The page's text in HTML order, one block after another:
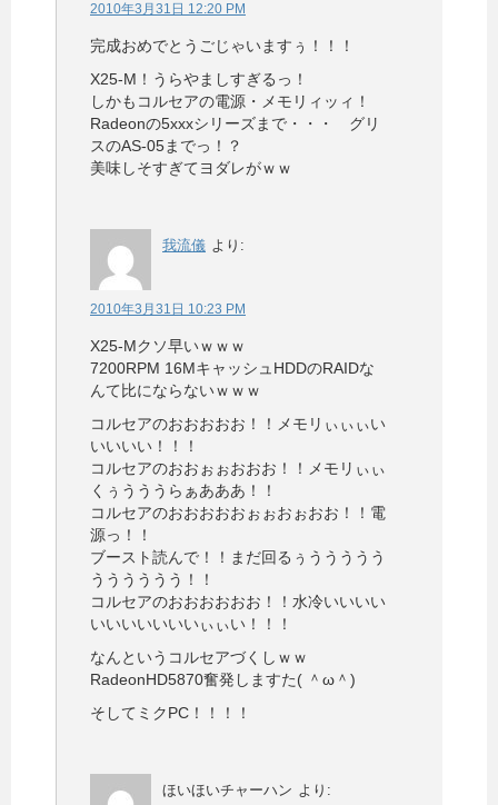
2010年3月31日 12:20 PM
完成おめでとうごじゃいますぅ！！！
X25-M！うらやましすぎるっ！
しかもコルセアの電源・メモリィッィ！
Radeonの5xxxシリーズまで・・・ グリ
スのAS-05までっ！？
美味しそすぎてヨダレがｗｗ
我流儀 より:
2010年3月31日 10:23 PM
X25-Mクソ早いｗｗｗ
7200RPM 16MキャッシュHDDのRAIDな
んて比にならないｗｗｗ
コルセアのおおおおお！！メモリぃぃぃい
いいいい！！！
コルセアのおおぉぉおおお！！メモリぃぃ
くぅうううらぁあああ！！
コルセアのおおおおおぉぉおぉおお！！電
源っ！！
ブースト読んで！！まだ回るぅううううう
うううううう！！
コルセアのおおおおおお！！水冷いいいい
いいいいいいいぃぃい！！！
なんというコルセアづくしｗｗ
RadeonHD5870奮発しますた( ＾ω＾)
そしてミクPC！！！！
ほいほいチャーハン より: